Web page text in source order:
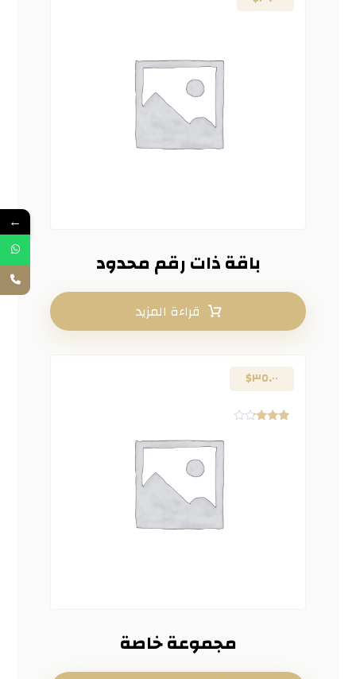
باقة ذات رقم محدود
قراءة المزيد
مجموعة خاصة
$٣٥.٠٠
←